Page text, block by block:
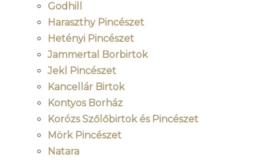
Godhill
Haraszthy Pincészet
Hetényi Pincészet
Jammertal Borbirtok
Jekl Pincészet
Kancellár Birtok
Kontyos Borház
Korózs Szőlőbirtok és Pincészet
Mörk Pincészet
Natara